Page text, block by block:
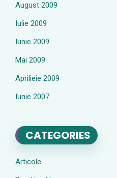
August 2009
Iulie 2009
Iunie 2009
Mai 2009
Aprilieie 2009
Iunie 2007
CATEGORIES
Articole